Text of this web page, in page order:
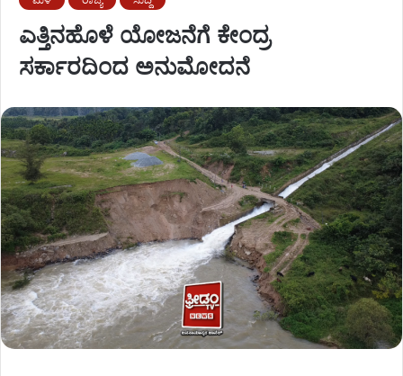
ಎತ್ತಿನಹೊಳೆ ಯೋಜನೆಗೆ ಕೇಂದ್ರ
ಸರ್ಕಾರದಿಂದ ಅನುಮೋದನೆ